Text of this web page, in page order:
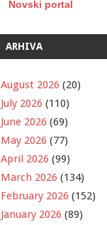
Novski portal
ARHIVA
August 2026 (20)
July 2026 (110)
June 2026 (69)
May 2026 (77)
April 2026 (99)
March 2026 (134)
February 2026 (152)
January 2026 (89)